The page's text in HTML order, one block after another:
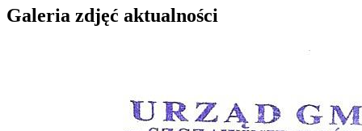
Galeria zdjęć aktualności